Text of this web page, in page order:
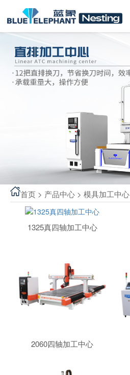
首页 > 产品中心 > 模具加工中心
1325真四轴加工中心
2060四轴加工中心